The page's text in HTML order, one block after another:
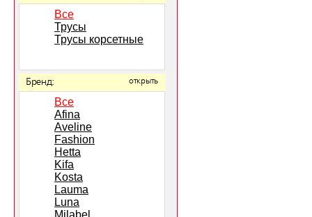
Все
Трусы
Трусы корсетные
Бренд: открыть
Все
Afina
Aveline
Fashion
Hetta
Kifa
Kosta
Lauma
Luna
Milabel